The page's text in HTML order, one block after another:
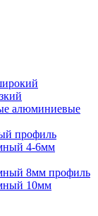
алюминиевые
профиль
4-6мм
8мм профиль
10мм